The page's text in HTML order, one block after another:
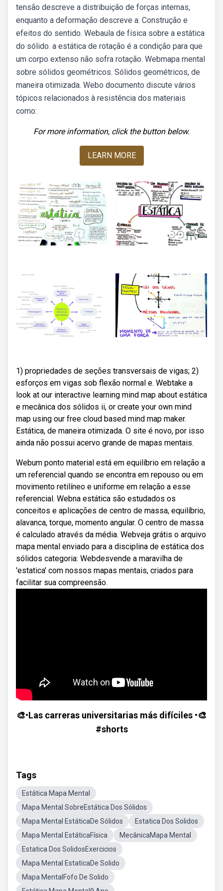
tensão descreve a distribuição de forças internas,
enquanto a deformação descreve a. Construção e
efeitos do sentido. Webaula de física sobre a estática
do sólido. a estática de rotação é a condição para que
um corpo extenso não sofra rotação. Webmapa mental
sobre sólidos geométricos. Sólidos geométricos, de
maneira otimizada. Webo documento discute vários
tópicos relacionados à resistência dos materiais
como:
For more information, click the button below.
LEARN MORE
1) propriedades de seções transversais de vigas; 2)
esforços em vigas sob flexão normal e. Webtake a
look at our interactive learning mind map about estática
e mecânica dos sólidos ii, or create your own mind
map using our free cloud based mind map maker.
Estática, de maneira otimizada. O site é novo, por isso
ainda não possui acervo grande de mapas mentais.
Webum ponto material está em equilíbrio em relação a
um referencial quando se encontra em repouso ou em
movimento retilíneo e uniforme em relação a esse
referencial. Webna estática são estudados os
conceitos e aplicações de centro de massa, equilíbrio,
alavanca, torque, momento angular. O centro de massa
é calculado através da média. Webveja grátis o arquivo
mapa mental enviado para a disciplina de estática dos
sólidos categoria: Webdesvende a maravilha de
'estatica' com nossos mapas mentais, criados para
facilitar sua compreensão.
🎨•Las carreras universitarias más difíciles •🎨
#shorts
Tags
Estática Mapa Mental
Mapa Mental SobreEstática Dos Sólidos
Mapa Mental EstáticaDe Sólidos
Estatica Dos Solidos
Mapa Mental EstáticaFísica
MecânicaMapa Mental
Estatica Dos SolidosExercicios
Mapa Mental EstaticaDe Solido
Mapa MentalFofo De Solido